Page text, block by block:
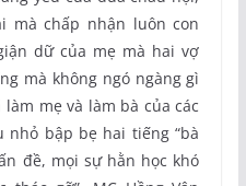
mà chấp nhận luôn con
dữ của mẹ mà hai vợ
mà không ngó ngàng gì
mẹ và làm bà của các
nhỏ bập bẹ hai tiếng “bà
đề, mọi sự hằn học khó